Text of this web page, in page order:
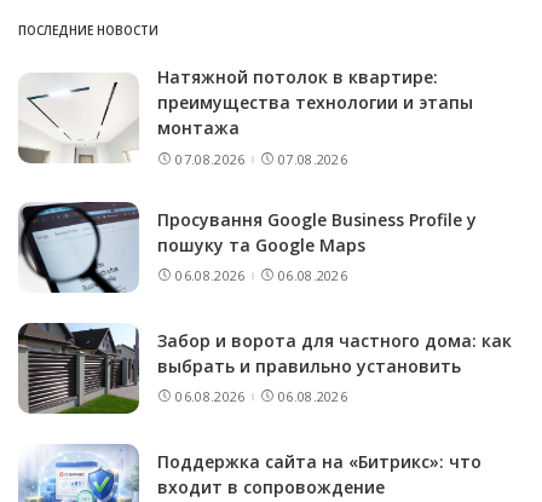
ПОСЛЕДНИЕ НОВОСТИ
Натяжной потолок в квартире:
преимущества технологии и этапы
монтажа
07.08.2026 07.08.2026
Просування Google Business Profile у
пошуку та Google Maps
06.08.2026 06.08.2026
Забор и ворота для частного дома: как
выбрать и правильно установить
06.08.2026 06.08.2026
Поддержка сайта на «Битрикс»: что
входит в сопровождение